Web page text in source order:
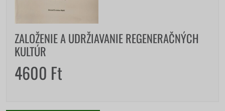
ZALOŽENIE A UDRŽIAVANIE REGENERAČNÝCH
KULTÚR
4600 Ft